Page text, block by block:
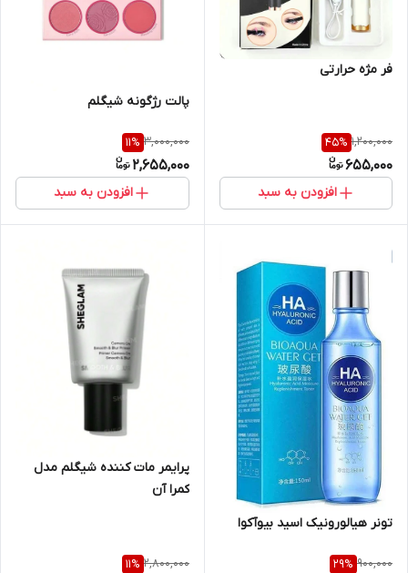
فر مژه حرارتی
1,200,000
45%
655,000
افزودن به سبد
پالت رژگونه شیگلم
3,000,000
11%
2,655,000
افزودن به سبد
تونر هیالورونیک اسید بیوآکوا
900,000
29%
پرایمر مات کننده شیگلم مدل
کمرا آن
2,800,000
11%